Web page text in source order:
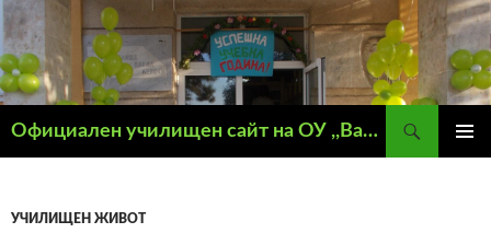
Официален училищен сайт на ОУ ,,Васил Левски" – гр. Кнежа
УЧИЛИЩЕН ЖИВОТ